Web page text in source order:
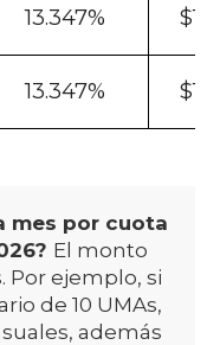
13.347%
13.347%
mes por cuota
El monto
Por ejemplo, si
de 10 UMAs,
además